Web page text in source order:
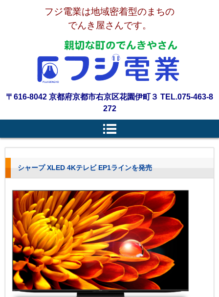
フジ電業は地域密着型のまちの
でんき屋さんです。
〒616-8042 京都府京都市右京区花園伊町３ TEL.075-463-8
272
シャープ XLED 4Kテレビ EP1ラインを発売